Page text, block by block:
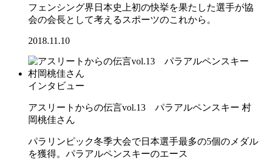
フェンシング界日本史上初の快挙を果たした選手が協
会の会長として考えるスポーツのこれから。
2018.11.10
インタビュー
アスリートからの伝言vol.13 パラアルペンスキー 村
岡桃佳さん
パラリンピック冬季大会で日本選手最多の5個のメダル
を獲得。パラアルペンスキーのエース